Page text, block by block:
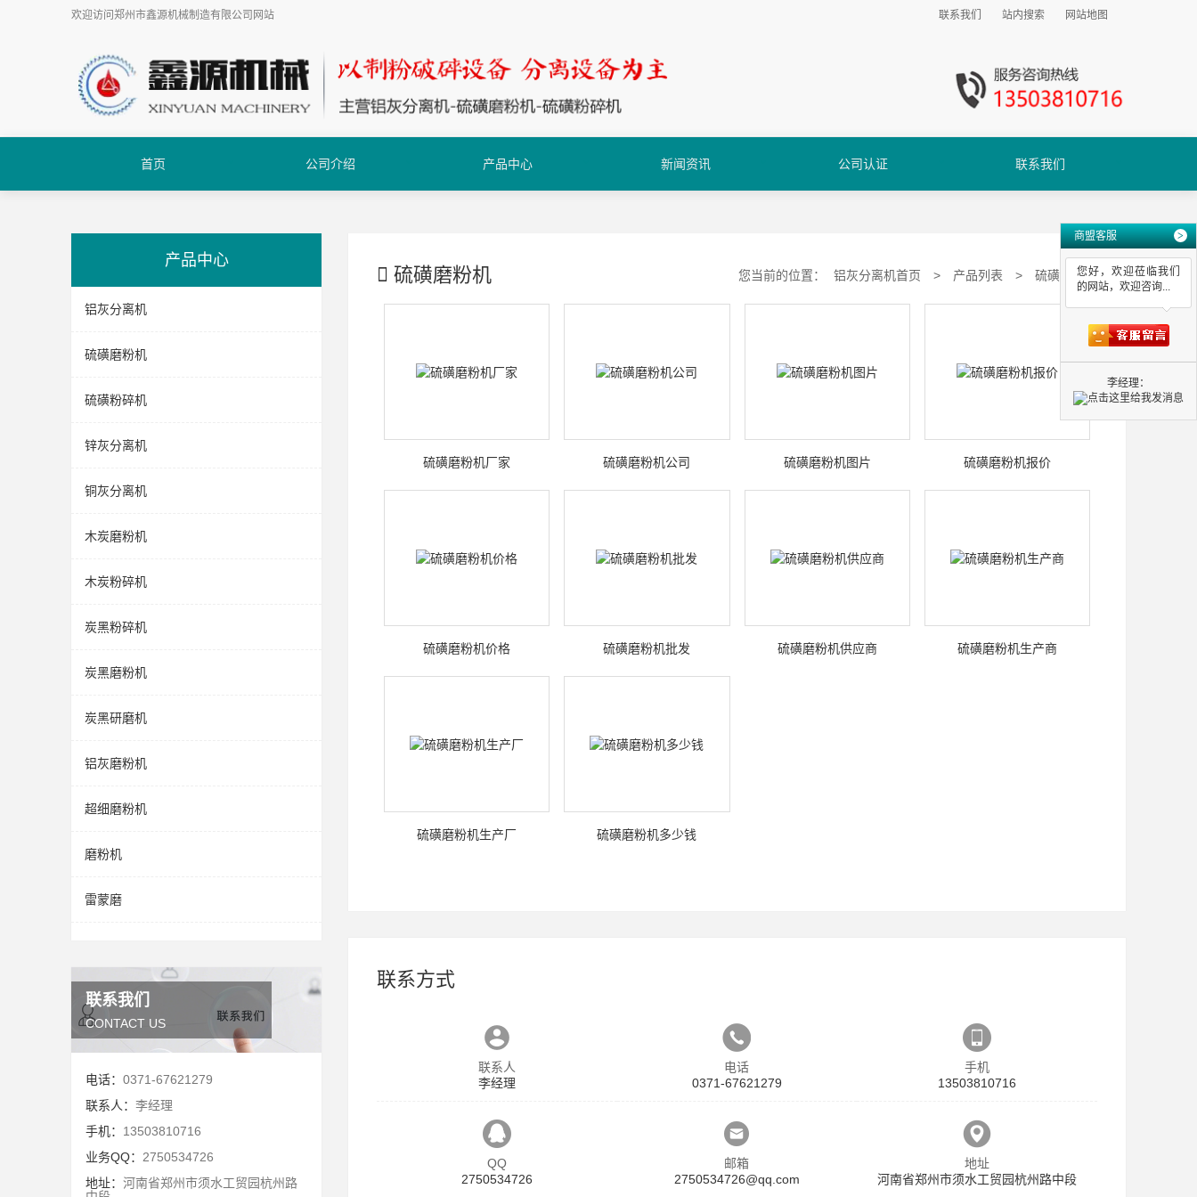
欢迎访问 郑州市鑫源机械制造有限公司 网站 联系我们 站内搜索 网站地图
首页 公司介绍 产品中心 新闻资讯 公司认证 联系我们
产品中心
铝灰分离机
硫磺磨粉机
硫磺粉碎机
锌灰分离机
铜灰分离机
木炭磨粉机
木炭粉碎机
炭黑粉碎机
炭黑磨粉机
炭黑研磨机
铝灰磨粉机
超细磨粉机
磨粉机
雷蒙磨
联系我们
CONTACT US
电话： 0371-67621279
联系人： 李经理
手机： 13503810716
业务QQ： 2750534726
地址： 河南省郑州市须水工贸园杭州路
硫磺磨粉机 您当前的位置： 铝灰分离机首页 > 产品列表 > 硫磺磨粉机
硫磺磨粉机厂家 硫磺磨粉机公司 硫磺磨粉机图片 硫磺磨粉机报价
硫磺磨粉机价格 硫磺磨粉机批发 硫磺磨粉机供应商 硫磺磨粉机生产商
硫磺磨粉机生产厂 硫磺磨粉机多少钱
联系方式
联系人
李经理
电话
0371-67621279
手机
13503810716
QQ
2750534726
邮箱
2750534726@qq.com
地址
河南省郑州市须水工贸园杭州路中段
商盟客服 >
您好，欢迎莅临我们
的网站，欢迎咨询...
李经理：